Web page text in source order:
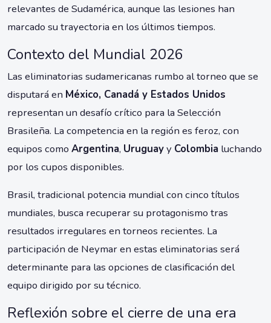
relevantes de Sudamérica, aunque las lesiones han
marcado su trayectoria en los últimos tiempos.
Contexto del Mundial 2026
Las eliminatorias sudamericanas rumbo al torneo que se
disputará en México, Canadá y Estados Unidos
representan un desafío crítico para la Selección
Brasileña. La competencia en la región es feroz, con
equipos como Argentina, Uruguayy Colombia luchando
por los cupos disponibles.
Brasil, tradicional potencia mundial con cinco títulos
mundiales, busca recuperar su protagonismo tras
resultados irregulares en torneos recientes. La
participación de Neymar en estas eliminatorias será
determinante para las opciones de clasificación del
equipo dirigido por su técnico.
Reflexión sobre el cierre de una era